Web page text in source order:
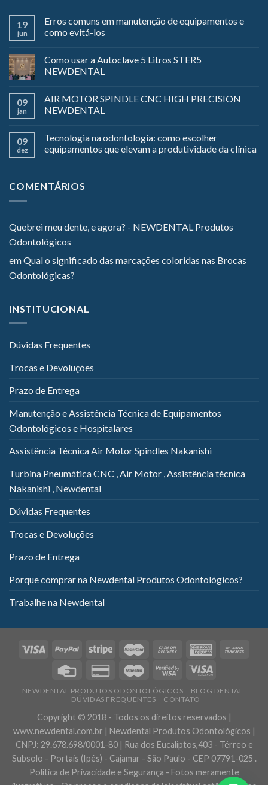
19
jun
Erros comuns em manutenção de equipamentos e
como evitá-los
Como usar a Autoclave 5 Litros STER5
NEWDENTAL
09
jan
AIR MOTOR SPINDLE CNC HIGH PRECISION
NEWDENTAL
09
dez
Tecnologia na odontologia: como escolher
equipamentos que elevam a produtividade da clínica
COMENTÁRIOS
Quebrei meu dente, e agora? - NEWDENTAL Produtos
Odontológicos
emQual o significado das marcações coloridas nas Brocas
Odontológicas?
INSTITUCIONAL
Dúvidas Frequentes
Trocas e Devoluções
Prazo de Entrega
Manutenção e Assistência Técnica de Equipamentos
Odontológicos e Hospitalares
Assistência Técnica Air Motor Spindles Nakanishi
Turbina Pneumática CNC , Air Motor , Assistência técnica
Nakanishi , Newdental
Dúvidas Frequentes
Trocas e Devoluções
Prazo de Entrega
Porque comprar na Newdental Produtos Odontológicos?
Trabalhe na Newdental
NEWDENTAL PRODUTOS ODONTOLÓGICOS
BLOG DENTAL
DÚVIDAS FREQUENTES
CONTATO
Copyright © 2018 - Todos os direitos reservados |
www.newdental.com.br | Newdental Produtos Odontológicos |
CNPJ: 29.678.698/0001-80 | Rua dos Eucaliptos,403 - Térreo e
Subsolo - Portais (Ipês) - Cajamar - São Paulo - CEP 07791-025 .
Política de Privacidade e Segurança - Fotos meramente